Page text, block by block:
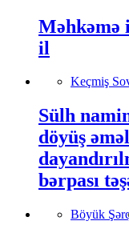
Məhkəmə
il
Keçmiş
Sülh
döyüş
bərpası
Böyük